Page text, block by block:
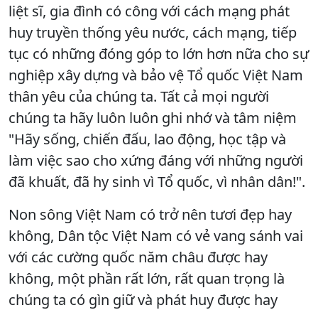
liệt sĩ, gia đình có công với cách mạng phát
huy truyền thống yêu nước, cách mạng, tiếp
tục có những đóng góp to lớn hơn nữa cho sự
nghiệp xây dựng và bảo vệ Tổ quốc Việt Nam
thân yêu của chúng ta. Tất cả mọi người
chúng ta hãy luôn luôn ghi nhớ và tâm niệm
"Hãy sống, chiến đấu, lao động, học tập và
làm việc sao cho xứng đáng với những người
đã khuất, đã hy sinh vì Tổ quốc, vì nhân dân!".
Non sông Việt Nam có trở nên tươi đẹp hay
không, Dân tộc Việt Nam có vẻ vang sánh vai
với các cường quốc năm châu được hay
không, một phần rất lớn, rất quan trọng là
chúng ta có gìn giữ và phát huy được hay